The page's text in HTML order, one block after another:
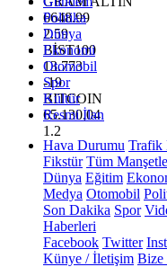
6648.99
2.59
BİST100
13.773
-19
BITCOIN
65.130,04
1.2
Politika
Dünya
Ekonomi
Otomobil
Spor
Kültür
Resmi İlan
Hava Durumu Trafik
Fikstür Tüm
Dünya Eğitim
Medya Otomobil
Son Dakika Spor
Haberleri
Facebook Twitter
Künye / İletişim Bize